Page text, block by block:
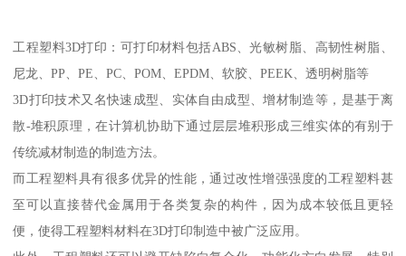
工程塑料3D打印：可打印材料包括ABS、光敏树脂、高韧性树脂、
尼龙、PP、PE、PC、POM、EPDM、软胶、PEEK、透明树脂等
3D打印技术又名快速成型、实体自由成型、增材制造等，是基于离
散-堆积原理，在计算机协助下通过层层堆积形成三维实体的有别于
传统减材制造的制造方法。
而工程塑料具有很多优异的性能，通过改性增强强度的工程塑料甚
至可以直接替代金属用于各类复杂的构件，因为成本较低且更轻
便，使得工程塑料材料在3D打印制造中被广泛应用。